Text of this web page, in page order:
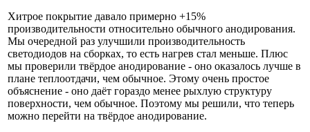
Хитрое покрытие давало примерно +15%
производительности относительно обычного анодирования.
Мы очередной раз улучшили производительность
светодиодов на сборках, то есть нагрев стал меньше. Плюс
мы проверили твёрдое анодирование - оно оказалось лучше в
плане теплоотдачи, чем обычное. Этому очень простое
объяснение - оно даёт гораздо менее рыхлую структуру
поверхности, чем обычное. Поэтому мы решили, что теперь
можно перейти на твёрдое анодирование.